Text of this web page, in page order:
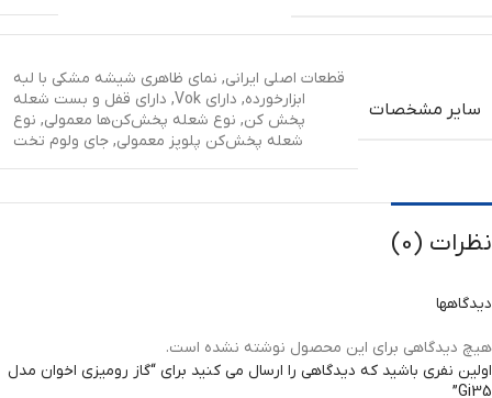
سایر مشخصات
قطعات اصلی ایرانی, نمای ظاهری شیشه مشکی با لبه
ابزارخورده, دارای Vok , دارای قفل و بست شعله
پخش کن, نوع شعله پخش‌کن‌ها معمولی, نوع
شعله پخش‌کن پلوپز معمولی, جای ولوم تخت
نظرات (0)
دیدگاهها
هیچ دیدگاهی برای این محصول نوشته نشده است.
اولین نفری باشید که دیدگاهی را ارسال می کنید برای “گاز رومیزی اخوان مدل
Gi35”